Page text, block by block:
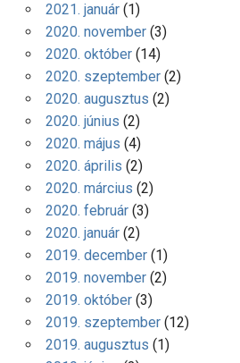
2021. január(1)
2020. november(3)
2020. október(14)
2020. szeptember(2)
2020. augusztus (2)
2020. június (2)
2020. május (4)
2020. április (2)
2020. március (2)
2020. február(3)
2020. január(2)
2019. december(1)
2019. november(2)
2019. október(3)
2019. szeptember(12)
2019. augusztus (1)